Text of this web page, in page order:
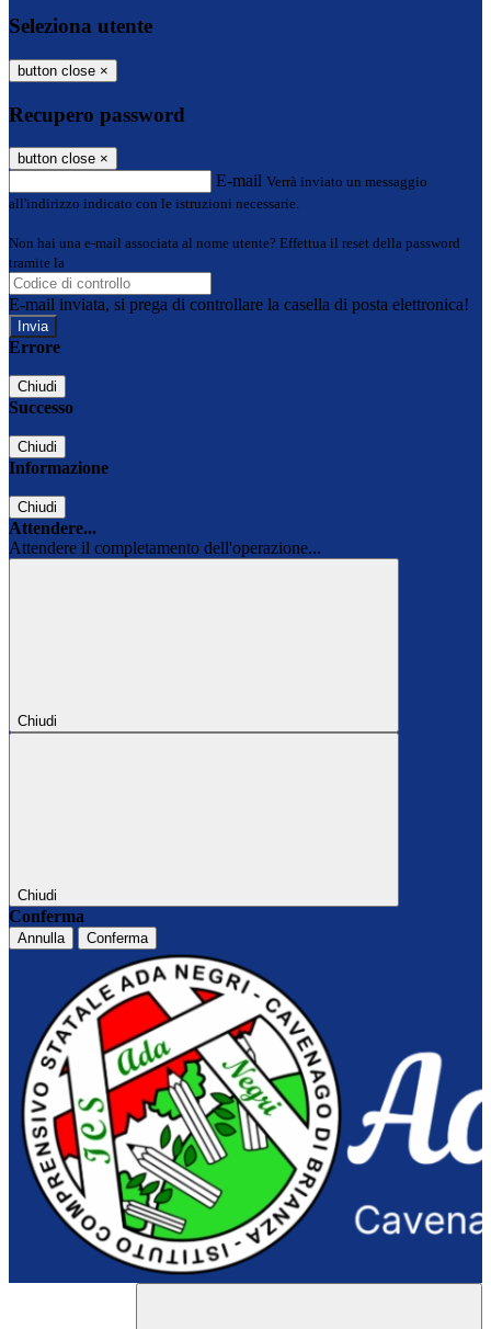
Seleziona utente
button close ×
Recupero password
button close ×
E-mail Verrà inviato un messaggio
all'indirizzo indicato con le istruzioni necessarie.
Non hai una e-mail associata al nome utente? Effettua il reset della password
tramite la
E-mail inviata, si prega di controllare la casella di posta elettronica!
Errore
Chiudi
Successo
Chiudi
Informazione
Chiudi
Attendere...
Attendere il completamento dell'operazione...
Chiudi
Chiudi
Conferma
Annulla Conferma